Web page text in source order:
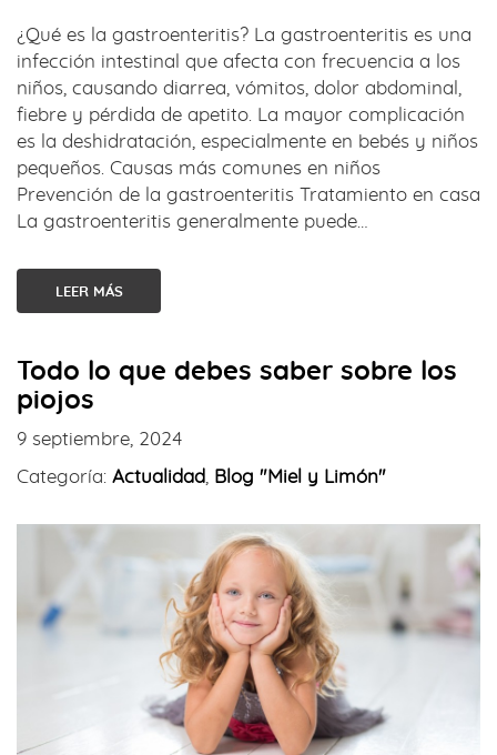
¿Qué es la gastroenteritis? La gastroenteritis es una
infección intestinal que afecta con frecuencia a los
niños, causando diarrea, vómitos, dolor abdominal,
fiebre y pérdida de apetito. La mayor complicación
es la deshidratación, especialmente en bebés y niños
pequeños. Causas más comunes en niños
Prevención de la gastroenteritis Tratamiento en casa
La gastroenteritis generalmente puede…
LEER MÁS
Todo lo que debes saber sobre los
piojos
9 septiembre, 2024
Categoría: Actualidad Blog "Miel y Limón"